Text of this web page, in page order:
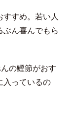
すめ。若い人
ぶん喜んでもら
の鰹節がおす
入っているの